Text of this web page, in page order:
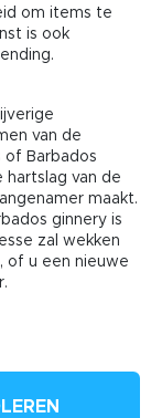
om items te
is ook
van de
of Barbados
hartslag van de
maakt.
ginnery is
zal wekken
of u een nieuwe